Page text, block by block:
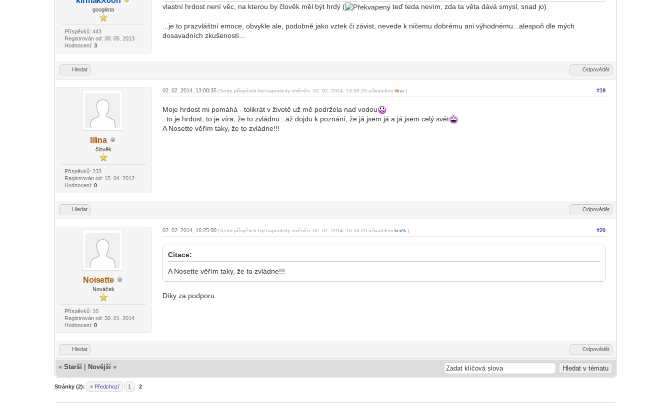
googlista
Příspěvků: 443
Registrován od: 30. 05. 2013
Hodnocení: 3
vlastní hrdost není věc, na kterou by člověk měl být hrdý (
teď teda nevím, zda ta věta dává smysl, snad jo)
...je to prazvláštní emoce, obvykle ale, podobně jako vztek či závist, nevede k ničemu dobrému ani výhodnému...alespoň dle mých
dosavadních zkušeností...
Hledat Odpovědět
lil ina
člověk
Příspěvků: 233
Registrován od: 15. 04. 2012
Hodnocení: 0
#19
02. 02. 2014, 13:08:35(Tento příspěvek byl naposledy změněn: 02. 02. 2014, 13:09:29 uživatelemlilina .)
Moje hrdost mi pomáhá - tolikrát v životě už mě podržela nad vodou
..to je hrdost, to je víra, že to zvládnu...až dojdu k poznání, že já jsem já a já jsem celý svět
A Nosette věřím taky, že to zvládne!!!
Hledat Odpovědět
Noisette
Nováček
Příspěvků: 10
Registrován od: 30. 01. 2014
Hodnocení: 0
#20
02. 02. 2014, 16:25:00(Tento příspěvek byl naposledy změněn: 02. 02. 2014, 16:53:20 uživatelemkex!k .)
Citace:
A Nosette věřím taky, že to zvládne!!!
Díky za podporu.
Hledat Odpovědět
«Starší Novější »
Stránky (2): « Předchozí 1 2